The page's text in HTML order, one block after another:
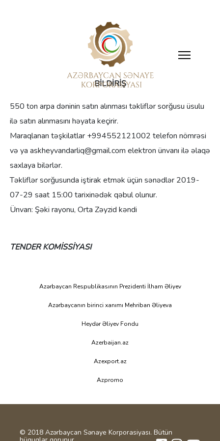
BİLDİRİŞ
550 ton arpa dəninin satın alınması təkliflər sorğusu üsulu
ilə satın alınmasını həyata keçirir.
Maraqlanan təşkilatlar +994552121002 telefon nömrəsi
və ya askheyvandarliq@gmail.com elektron ünvanı ilə əlaqə
saxlaya bilərlər.
Təkliflər sorğusunda iştirak etmək üçün sənədlər 2019-
07-29 saat 15:00 tarixinədək qəbul olunur.
Ünvan: Şəki rayonu, Orta Zəyzid kəndi
TENDER KOMİSSİYASI
Azərbaycan Respublikasının Prezidenti İlham Əliyev
Azərbaycanın birinci xanımı Mehriban Əliyeva
Heydər Əliyev Fondu
Azerbaijan.az
Azexport.az
Azpromo
© 2018 Azərbaycan Sənaye Korporasiyası. Bütün